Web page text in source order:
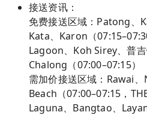
接送资讯：
免费接送区域：Patong、
Kata、Karon（
Lagoon、Koh Sirey、普
Chalong（07:00–07:15）
需加价接送区域：Rawai
Beach（07:00–07:15，
Laguna、Bangtao、